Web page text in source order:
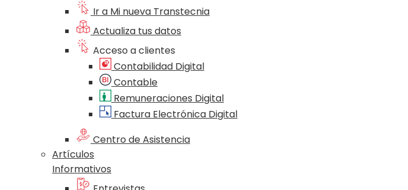
Ir a Mi nueva Transtecnia
Actualiza tus datos
Acceso a clientes
Contabilidad Digital
Contable
Remuneraciones Digital
Factura Electrónica Digital
Centro de Asistencia
Artículos
Informativos